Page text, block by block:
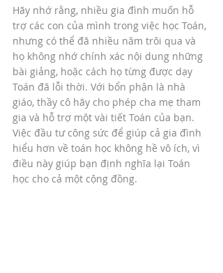
Hãy nhớ rằng, nhiều gia đình muốn hỗ
trợ các con của mình trong việc học Toán,
nhưng có thể đã nhiều năm trôi qua và
họ không nhớ chính xác nội dung những
bài giảng, hoặc cách họ từng được dạy
Toán đã lỗi thời. Với bổn phận là nhà
giáo, thầy cô hãy cho phép cha mẹ tham
gia và hỗ trợ một vài tiết Toán của bạn.
Việc đầu tư công sức để giúp cả gia đình
hiểu hơn về toán học không hề vô ích, vì
điều này giúp bạn định nghĩa lại Toán
học cho cả một cộng đồng.